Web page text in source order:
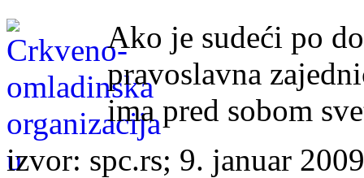
Ako je sudeći po
pravoslavna
ima pred sobom
izvor: spc.rs; 9. januar